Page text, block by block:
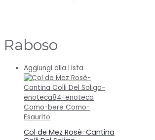
Raboso
Aggiungi alla Lista
Esaurito
Col de Mez Rosè-Cantina